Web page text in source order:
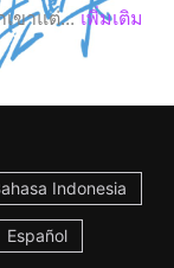
ขาแต่... เพิ่มเติม
Indonesia
Español